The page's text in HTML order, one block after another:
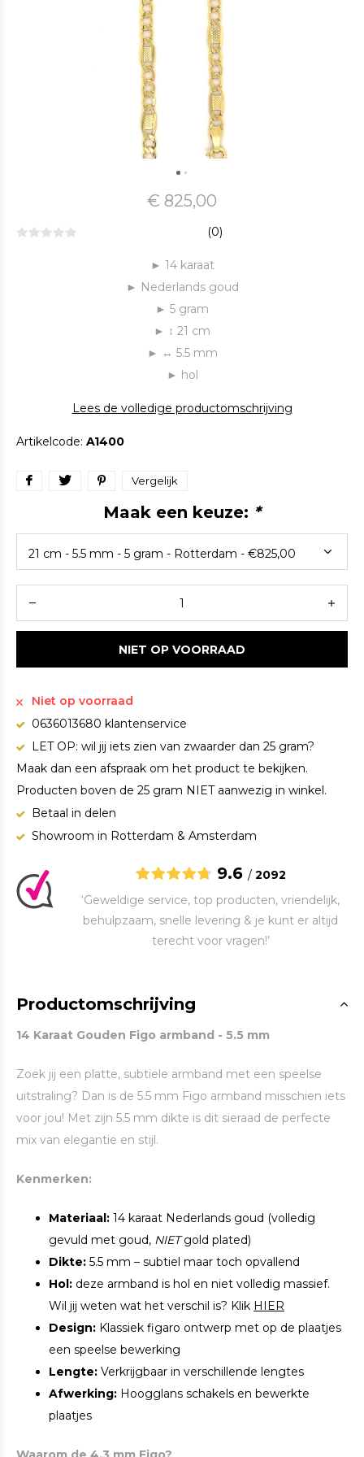
€ 825,00
(0)
► 14 karaat
► Nederlands goud
► 5 gram
► ↕ 21 cm
► ↔ 5.5 mm
► hol
Lees de volledige productomschrijving
Artikelcode: A1400
Vergelijk
Maak een keuze: *
NIET OP VOORRAAD
Niet op voorraad
0636013680 klantenservice
LET OP: wil jij iets zien van zwaarder dan 25 gram?
Maak dan een afspraak om het product te bekijken.
Producten boven de 25 gram NIET aanwezig in winkel.
Betaal in delen
Showroom in Rotterdam & Amsterdam
9.6 / 2092
‘Geweldige service, top producten, vriendelijk,
behulpzaam, snelle levering & je kunt er altijd
terecht voor vragen!’
Productomschrijving
14 Karaat Gouden Figo armband - 5.5 mm
Zoek jij een platte, subtiele armband met een speelse
uitstraling? Dan is de 5.5 mm Figo armband misschien iets
voor jou! Met zijn 5.5 mm dikte is dit sieraad de perfecte
mix van elegantie en stijl.
Kenmerken:
Materiaal: 14 karaat Nederlands goud (volledig
gevuld met goud, NIETgold plated)
Dikte: 5.5 mm – subtiel maar toch opvallend
Hol: deze armband is hol en niet volledig massief.
Wil jij weten wat het verschil is? Klik HIER
Design: Klassiek figaro ontwerp met op de plaatjes
een speelse bewerking
Lengte: Verkrijgbaar in verschillende lengtes
Afwerking: Hoogglans schakels en bewerkte
plaatjes